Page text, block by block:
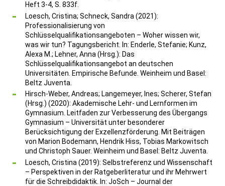
Heft 3-4, S. 833f.
Loesch, Cristina; Schneck, Sandra (2021):
Professionalisierung von
Schlüsselqualifikationsangeboten – Woher wissen wir,
was wir tun? Tagungsbericht. In: Enderle, Stefanie; Kunz,
Alexa M.; Lehner, Anna (Hrsg.): Das
Schlüsselqualifikationsangebot an deutschen
Universitäten. Empirische Befunde. Weinheim und Basel:
Beltz Juventa.
Hirsch-Weber, Andreas; Langemeyer, Ines; Scherer, Stefan
(Hrsg.) (2020): Akademische Lehr- und Lernformen im
Gymnasium. Leitfaden zur Verbesserung des Übergangs
Gymnasium – Universität unter besonderer
Berücksichtigung der Exzellenzförderung. Mit Beiträgen
von Marion Bodemann, Hendrik Hiss, Tobias Markowitsch
und Christoph Sauer. Weinheim und Basel: Beltz Juventa.
Loesch, Cristina (2019): Selbstreferenz und Wissenschaft
– Perspektiven in der Ratgeberliteratur und ihr Mehrwert
für die Schreibdidaktik. In: JoSch – Journal der